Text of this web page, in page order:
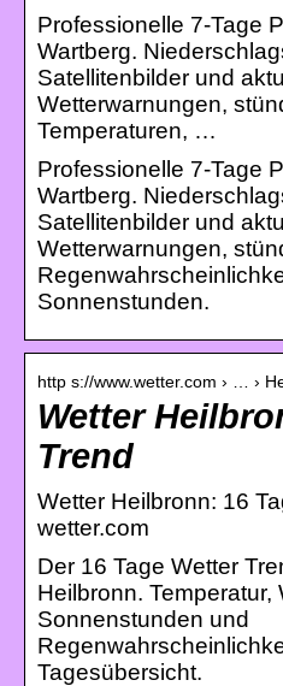
Professionelle 7-Tage
Wartberg.
Satellitenbilder und
Wetterwarnungen,
Temperaturen, …
Professionelle 7-Tage
Wartberg.
Satellitenbilder und
Wetterwarnungen,
Sonnenstunden.
http s://www.wetter.com › … ›
Wetter
Trend
Wetter Heilbronn: 16
wetter.com
Der 16 Tage Wetter
Heilbronn. Temperatur,
Sonnenstunden und
Tagesübersicht.